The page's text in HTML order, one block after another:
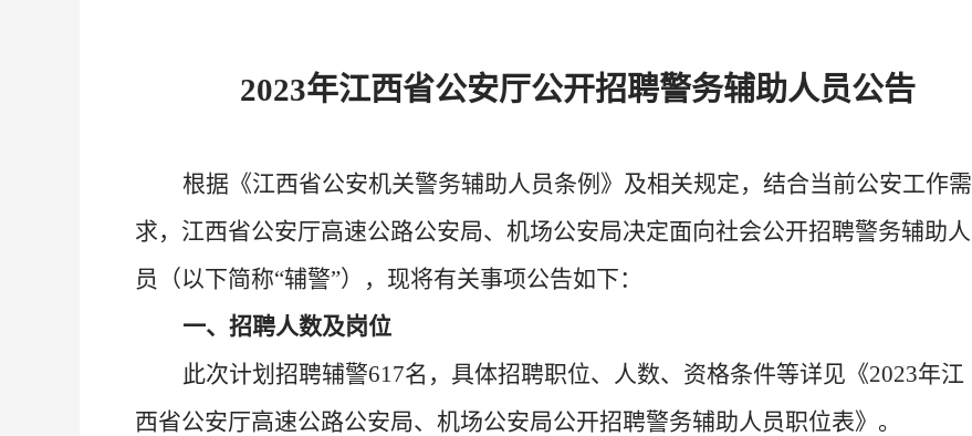
2023年江西省公安厅公开招聘警务辅助人员公告
根据《江西省公安机关警务辅助人员条例》及相关规定，结合当前公安工作需
求，江西省公安厅高速公路公安局、机场公安局决定面向社会公开招聘警务辅助人
员（以下简称“辅警”）
， 现将有关事项公告如下：
一、招聘人数及岗位
此次计划招聘辅警617名 ， 具体招聘职位、 人数、资格条件等详见《2023年江
西省公安厅高速公路公安局、 机场公安局公开招聘警务辅助人员职位表》 。